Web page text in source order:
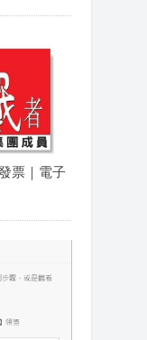
票｜電子